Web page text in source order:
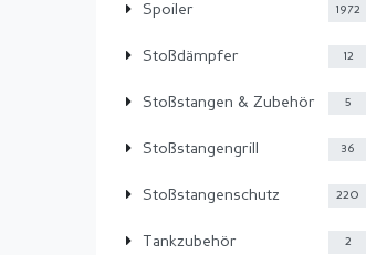
Spoiler 1972
Stoßdämpfer 12
Stoßstangen & Zubehör 5
Stoßstangengrill 36
Stoßstangenschutz 220
Tankzubehör 2